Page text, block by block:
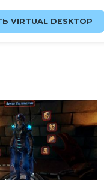
VIRTUAL DESKTOP